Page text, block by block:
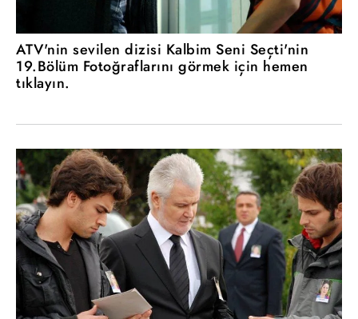
ATV'nin sevilen dizisi Kalbim Seni Seçti'nin
19.Bölüm Fotoğraflarını görmek için hemen
tıklayın.